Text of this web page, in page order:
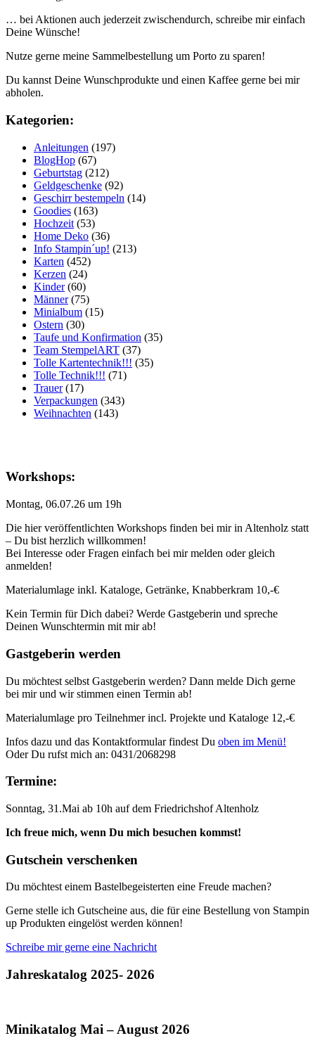
… bei Aktionen auch jederzeit zwischendurch, schreibe mir einfach
Deine Wünsche!
Nutze gerne meine Sammelbestellung um Porto zu sparen!
Du kannst Deine Wunschprodukte und einen Kaffee gerne bei mir
abholen.
Kategorien:
Anleitungen (197)
BlogHop (67)
Geburtstag (212)
Geldgeschenke (92)
Geschirr bestempeln (14)
Goodies (163)
Hochzeit (53)
Home Deko (36)
Info Stampin´up! (213)
Karten (452)
Kerzen (24)
Kinder(60)
Männer(75)
Minialbum (15)
Ostern (30)
Taufe und Konfirmation (35)
Team StempelART (37)
Tolle Kartentechnik!!! (35)
Tolle Technik!!! (71)
Trauer(17)
Verpackungen (343)
Weihnachten (143)
Workshops:
Montag, 06.07.26 um 19h
Die hier veröffentlichten Workshops finden bei mir in Altenholz statt
– Du bist herzlich willkommen!
Bei Interesse oder Fragen einfach bei mir melden oder gleich
anmelden!
Materialumlage inkl. Kataloge, Getränke, Knabberkram 10,-€
Kein Termin für Dich dabei? Werde Gastgeberin und spreche
Deinen Wunschtermin mit mir ab!
Gastgeberin werden
Du möchtest selbst Gastgeberin werden? Dann melde Dich gerne
bei mir und wir stimmen einen Termin ab!
Materialumlage pro Teilnehmer incl. Projekte und Kataloge 12,-€
Infos dazu und das Kontaktformular findest Du oben im Menü!
Oder Du rufst mich an: 0431/2068298
Termine:
Sonntag, 31.Mai ab 10h auf dem Friedrichshof Altenholz
Ich freue mich, wenn Du mich besuchen kommst!
Gutschein verschenken
Du möchtest einem Bastelbegeisterten eine Freude machen?
Gerne stelle ich Gutscheine aus, die für eine Bestellung von Stampin
up Produkten eingelöst werden können!
Schreibe mir gerne eine Nachricht
Jahreskatalog 2025- 2026
Minikatalog Mai – August 2026